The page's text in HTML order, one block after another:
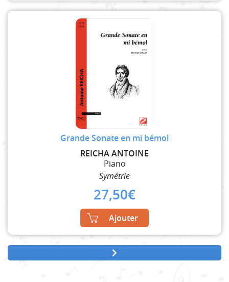
Grande Sonate en mi bémol
REICHA ANTOINE
Piano
Symétrie
27,50€
Ajouter